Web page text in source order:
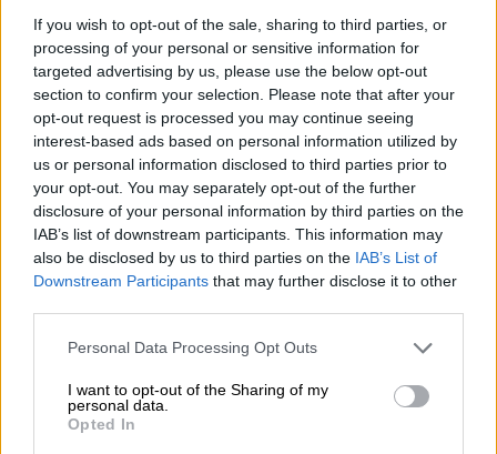
If you wish to opt-out of the sale, sharing to third parties, or
processing of your personal or sensitive information for
targeted advertising by us, please use the below opt-out
section to confirm your selection. Please note that after your
opt-out request is processed you may continue seeing
interest-based ads based on personal information utilized by
us or personal information disclosed to third parties prior to
your opt-out. You may separately opt-out of the further
disclosure of your personal information by third parties on the
IAB’s list of downstream participants. This information may
also be disclosed by us to third parties on the IAB’s List of
Downstream Participants that may further disclose it to other
Personal Data Processing Opt Outs
I want to opt-out of the Sharing of my
personal data.
Opted In
Votantes y votados
Por
El Conflicto de Oriente Medio:
Un Nuevo Orden Autoritario
en Construcción
Por Álvaro Frutos Rosado y Gabinete
Geopolítica de Crisis
Reconquista leonesa
mi pesadilla
Por María Pérez Herrero